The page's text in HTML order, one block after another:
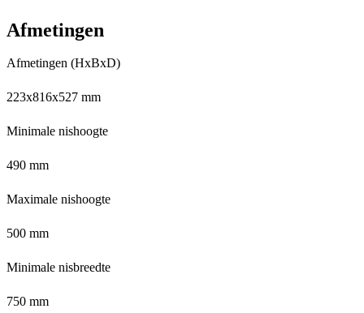
Afmetingen
Afmetingen (HxBxD)
223x816x527 mm
Minimale nishoogte
490 mm
Maximale nishoogte
500 mm
Minimale nisbreedte
750 mm